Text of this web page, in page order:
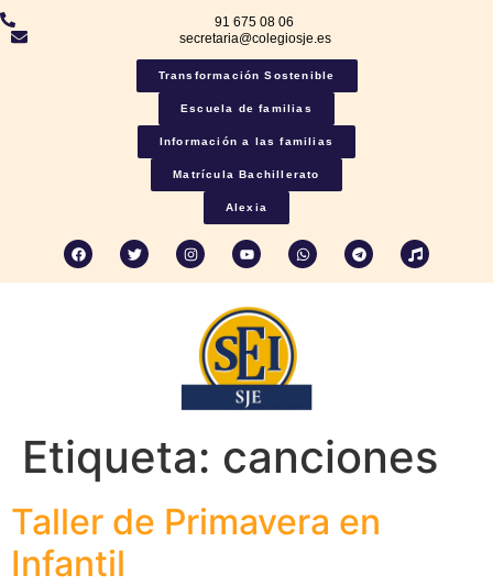
91 675 08 06
secretaria@colegiosje.es
Transformación Sostenible
Escuela de familias
Información a las familias
Matrícula Bachillerato
Alexia
Etiqueta: canciones
Taller de Primavera en
Infantil